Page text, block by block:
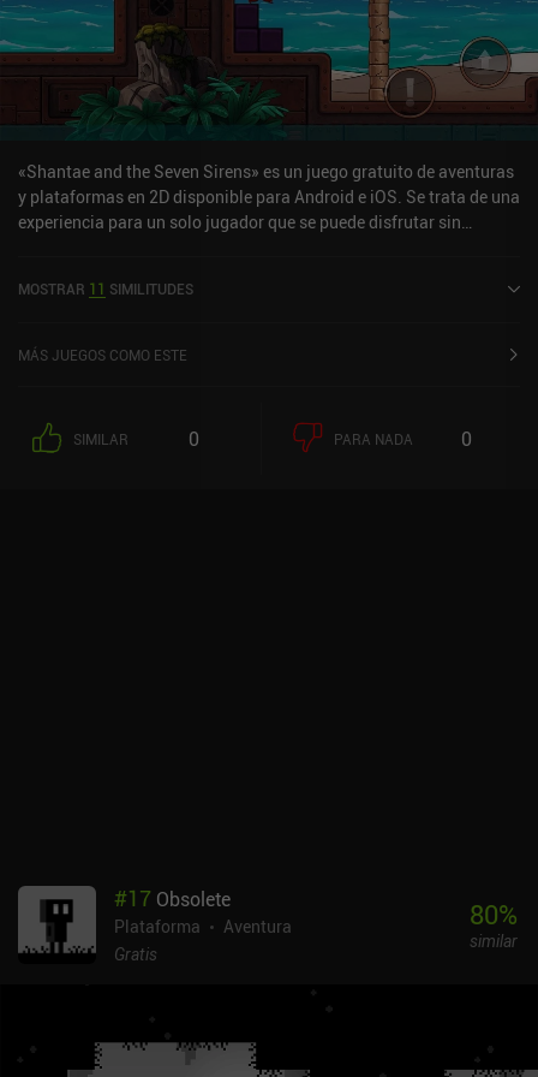
aficionados a las plataformas.
«Shantae and the Seven Sirens» es un juego gratuito de aventuras
y plataformas en 2D disponible para Android e iOS. Se trata de una
experiencia para un solo jugador que se puede disfrutar sin
Sirens se lanzó en noviembre de 2024 y tiene actualmente una
App Store de iOS.
MOSTRAR 11 SIMILITUDES
MÁS JUEGOS COMO ESTE
SIMILAR 0 PARA NADA 0
#17 Obsolete
Plataforma
Aventura
Gratis
80%
similar